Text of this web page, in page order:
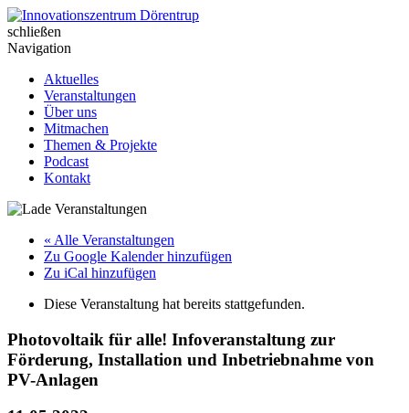
Skip
to
content
Innovationszentrum Dörentrup
schließen
Navigation
Aktuelles
Veranstaltungen
Über uns
Mitmachen
Themen & Projekte
Podcast
Kontakt
« Alle Veranstaltungen
Zu Google Kalender hinzufügen
Zu iCal hinzufügen
Diese Veranstaltung hat bereits stattgefunden.
Photovoltaik für alle! Infoveranstaltung zur
Förderung, Installation und Inbetriebnahme von
PV-Anlagen